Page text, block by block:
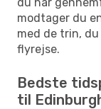
modtager du
med de trin,
flyrejse.
Bedste
til